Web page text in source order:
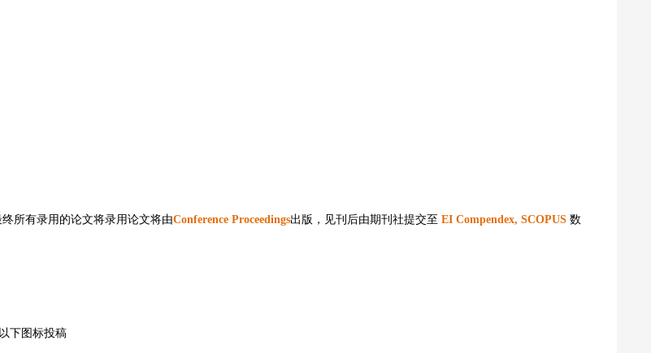
所有录用的论文将录用论文将由Conference Proceedings出版，见刊后由期刊社提交至 EI Compendex, SCOPUS 数
下图标投稿